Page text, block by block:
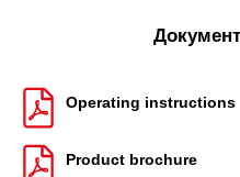
Operating instructions
Product brochure